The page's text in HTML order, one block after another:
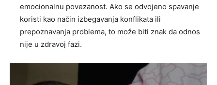
emocionalnu povezanost. Ako se odvojeno spavanje
koristi kao način izbegavanja konflikata ili
prepoznavanja problema, to može biti znak da odnos
nije u zdravoj fazi.